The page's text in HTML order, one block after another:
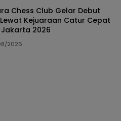
Chess Club Gelar Debut
Kejuaraan Catur Cepat
Jakarta 2026
2026